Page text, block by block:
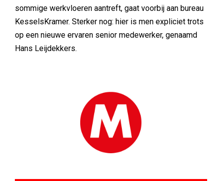
sommige werkvloeren aantreft, gaat voorbij aan bureau
KesselsKramer. Sterker nog: hier is men expliciet trots
op een nieuwe ervaren senior medewerker, genaamd
Hans Leijdekkers.